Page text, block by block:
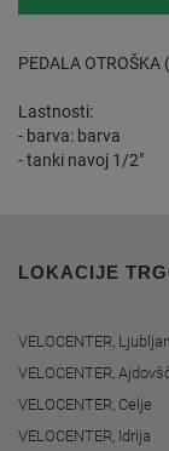
PEDALA OTROŠKA
Lastnosti:
- barva: barva
- tanki navoj 1/2"
LOKACIJE
VELOCENTER,
VELOCENTER,
VELOCENTER, Celje
VELOCENTER, Idrija